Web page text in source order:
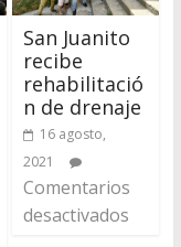
San Juanito
recibe
rehabilitació
n de drenaje
16 agosto,
2021
Comentarios
desactivados